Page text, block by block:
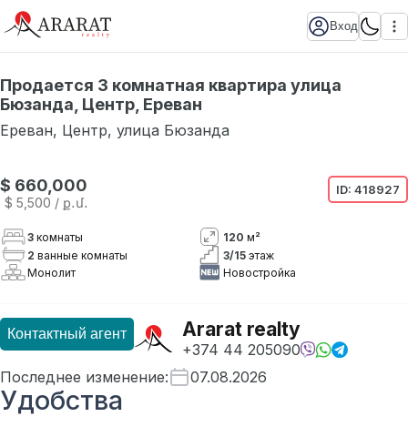
Вход
Продается 3 комнатная квартира улица
Бюзанда, Центр, Ереван
Ереван, Центр, улица Бюзанда
$ 660,000
$ 5,500 / ք․մ․
ID: 418927
3 комнаты 120 м²
2 ванные комнаты 3/15 этаж
Монолит
Новостройка
Контактный агент Ararat realty
+374 44 205090
Последнее изменение: 07.08.2026
Удобства